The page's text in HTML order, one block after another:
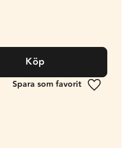
Köp
Lägg till